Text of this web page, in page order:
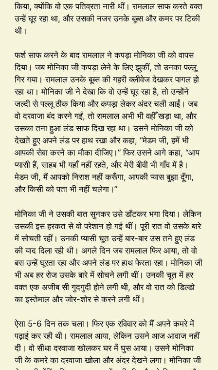
किया, क्योंकि वो एक पतिव्रता नारी थीं। रामलाल साफ करते वक्त
उन्हें घूर रहा था, और उसकी नजर उनके बूब्स और कमर पर टिकी
थी।
फर्श साफ करने के बाद रामलाल ने कपड़ा मोनिका जी को वापस
दिया। जब मोनिका जी कपड़ा लेने के लिए झुकीं, तो उनका पल्लू
गिर गया। रामलाल उनके बूब्स की गहरी क्लीवेज देखकर पागल हो
रहा था। मोनिका जी ने देखा कि वो उन्हें घूर रहा है, तो उन्होंने
जल्दी से पल्लू ठीक किया और कपड़ा लेकर अंदर चली आईं। जब
वो दरवाजा बंद करने गईं, तो रामलाल अभी भी वहीँ खड़ा था, और
उसका तना हुआ लंड साफ दिख रहा था। उसने मोनिका जी को
देखते हुए अपने लंड पर हाथ रखा और कहा, “मेडम जी, हमें भी
आपकी सेवा करने का मौका दीजिए।” फिर उसने आगे कहा, “आप
प्यासी हैं, साहब भी यहाँ नहीं रहते, और मेरी बीवी भी गाँव में है।
मेडम जी, मैं आपको निराश नहीं करूँगा, आपकी प्यास बुझा दूँगा,
और किसी को पता भी नहीं चलेगा।”
मोनिका जी ने उसकी बात सुनकर उसे डाँटकर भगा दिया। लेकिन
उसकी इस हरकत से वो परेशान हो गई थीं। पूरी रात वो उसके बारे
में सोचती रहीं। उनकी प्यासी चूत उन्हें बार-बार उस तने हुए लंड
की याद दिला रही थी। अगले दिन जब रामलाल फिर आया, तो वो
बस उन्हें घूरता रहा और अपने लंड पर हाथ फेरता रहा। मोनिका जी
भी अब हर रोज उसके बारे में सोचने लगी थीं। उनकी चूत में हर
वक्त एक अजीब सी गुदगुदी होने लगी थी, और वो रात को डिल्डो
का इस्तेमाल और जोर-शोर से करने लगी थीं।
ऐसा 5-6 दिन तक चला। फिर एक रविवार को मैं अपने कमरे में
पढ़ाई कर रही थी। रामलाल आया, लेकिन उसने आज आवाज नहीं
दी। वो सीधा दरवाजा खोलकर घर में घुस आया। उसने मोनिका
जी के कमरे का दरवाजा खोला और अंदर देखने लगा। मोनिका जी